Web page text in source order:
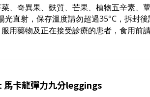
、奇異果、麩質、芒果、植物五辛素、蕈
直射，保存溫度請勿超過35°C，拆封後
用藥物及正在接受診療的患者，食用前
卡龍彈力九分leggings